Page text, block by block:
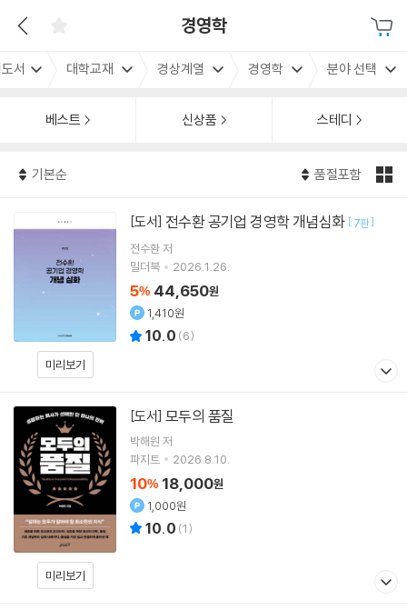
경영학
서 대학교재 경상계열 경영학 분야 선택
베스트 신상품 스테디
기본순 품절포함
미리보기
[도서] 전수환 공기업 경영학 개념심화 [ 7판]
전수환저
밀더북
2026.1.26.
5% 44,650원
1,410원
10.0 (6)
미리보기
[도서] 모두의 품질
박해원 저
파지트
2026.8.10.
10% 18,000원
1,000원
10.0 (1)